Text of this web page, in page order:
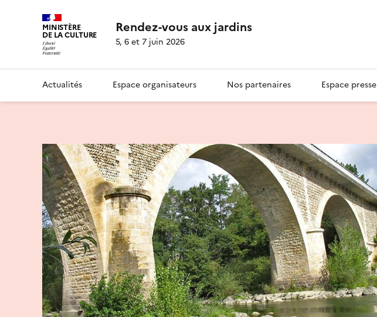
MINISTÈRE
DE LA CULTURE Rendez-vous aux jardins
5, 6 et 7 juin 2026
Actualités Espace organisateurs Nos partenaires Espace presse